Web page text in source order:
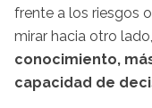
frente a los riesgos
mirar hacia otro
conocimiento,
capacidad de